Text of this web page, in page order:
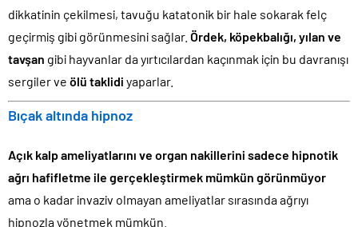
dikkatinin çekilmesi, tavuğu katatonik bir hale sokarak felç
geçirmiş gibi görünmesini sağlar. Ördek, köpekbalığı, yılan ve
tavşan gibi hayvanlar da yırtıcılardan kaçınmak için bu davranışı
sergiler ve ölü taklidi yaparlar.
Bıçak altında hipnoz
Açık kalp ameliyatlarını ve organ nakillerini sadece hipnotik
ağrı hafifletme ile gerçekleştirmek mümkün görünmüyor
ama o kadar invaziv olmayan ameliyatlar sırasında ağrıyı
hipnozla yönetmek mümkün.